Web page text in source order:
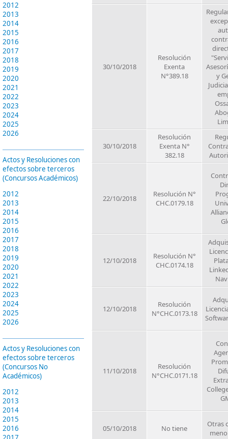
2012
2013
2014
2015
2016
2017
2018
2019
2020
2021
2022
2023
2024
2025
2026
Actos y Resoluciones con
efectos sobre terceros
(Concursos Académicos)
2012
2013
2014
2015
2016
2017
2018
2019
2020
2021
2022
2023
2024
2025
2026
Actos y Resoluciones con
efectos sobre terceros
(Concursos No
Académicos)
2012
2013
2014
2015
2016
30/10/2018
Resolución
Exenta
N°389.18
y
30/10/2018
Resolución
Exenta N°
382.18
22/10/2018
Resolución N°
CHC.0179.18
12/10/2018
Resolución N°
CHC.0174.18
12/10/2018
Resolución
N°CHC.0173.18
11/10/2018
Resolución
N°CHC.0171.18
05/10/2018 No tiene
Otras